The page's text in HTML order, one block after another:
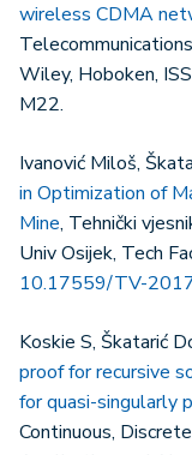
wireless CDMA
Wiley, Hoboken,
M22.
Ivanović Miloš,
in Optimization of
Mine, Tehnički
Univ Osijek, Tech
10.17559/TV-
Koskie S, Škatarić
proof for recursive
for quasi-singularly
Continuous,